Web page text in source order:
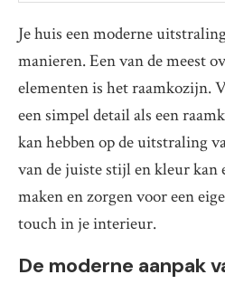
Je huis een moderne
manieren. Een van de meest
elementen is het raamkozijn.
een simpel detail als een
kan hebben op de uitstraling
van de juiste stijl en kleur kan
maken en zorgen voor een
touch in je interieur.
De moderne aanpak